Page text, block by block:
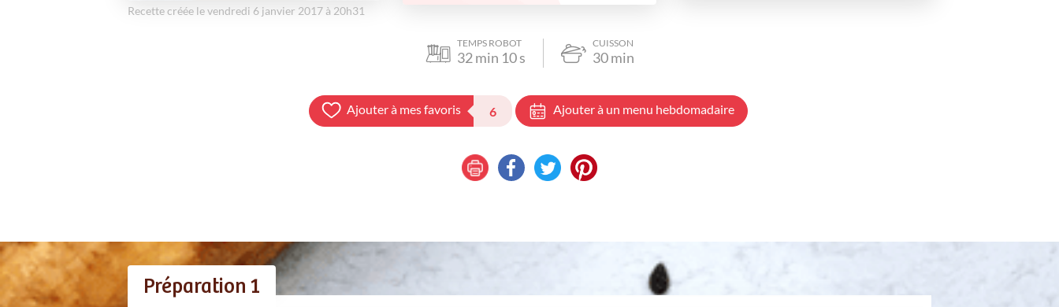
Recette créée le vendredi 6 janvier 2017 à 20h31
TEMPS ROBOT
32min 10s
CUISSON
30min
Ajouter à mes favoris 6 Ajouter à un menu hebdomadaire
Préparation 1